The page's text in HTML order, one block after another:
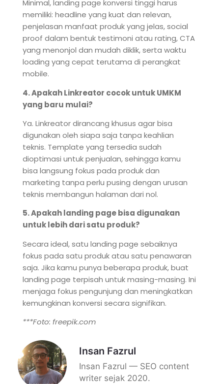
Minimal, landing page konversi tinggi harus
memiliki: headline yang kuat dan relevan,
penjelasan manfaat produk yang jelas, social
proof dalam bentuk testimoni atau rating, CTA
yang menonjol dan mudah diklik, serta waktu
loading yang cepat terutama di perangkat
mobile.
4. Apakah Linkreator cocok untuk UMKM
yang baru mulai?
Ya. Linkreator dirancang khusus agar bisa
digunakan oleh siapa saja tanpa keahlian
teknis. Template yang tersedia sudah
dioptimasi untuk penjualan, sehingga kamu
bisa langsung fokus pada produk dan
marketing tanpa perlu pusing dengan urusan
teknis membangun halaman dari nol.
5. Apakah landing page bisa digunakan
untuk lebih dari satu produk?
Secara ideal, satu landing page sebaiknya
fokus pada satu produk atau satu penawaran
saja. Jika kamu punya beberapa produk, buat
landing page terpisah untuk masing-masing. Ini
menjaga fokus pengunjung dan meningkatkan
kemungkinan konversi secara signifikan.
***Foto: freepik.com
Insan Fazrul
Insan Fazrul — SEO content
writer sejak 2020.